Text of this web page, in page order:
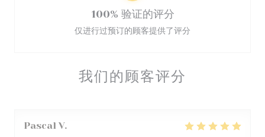
我们的顾客评分
Pascal V
100% 验证的评分
仅进行过预订的顾客提供了评分